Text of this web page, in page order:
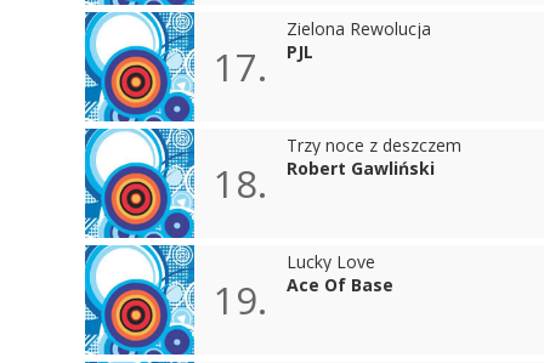
17.
Zielona Rewolucja
PJL
18.
Trzy noce z deszczem
Robert Gawliński
19.
Lucky Love
Ace Of Base